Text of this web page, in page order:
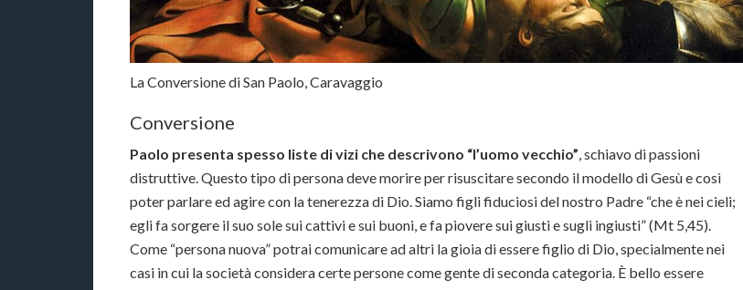
La Conversione di San Paolo, Caravaggio
Conversione
Paolo presenta spesso liste di vizi che descrivono “l’uomo vecchio”, schiavo di passioni
distruttive. Questo tipo di persona deve morire per risuscitare secondo il modello di Gesù e così
poter parlare ed agire con la tenerezza di Dio. Siamo figli fiduciosi del nostro Padre “che è nei cieli;
egli fa sorgere il suo sole sui cattivi e sui buoni, e fa piovere sui giusti e sugli ingiusti” (Mt 5,45).
Come “persona nuova” potrai comunicare ad altri la gioia di essere figlio di Dio, specialmente nei
casi in cui la società considera certe persone come gente di seconda categoria. È bello essere